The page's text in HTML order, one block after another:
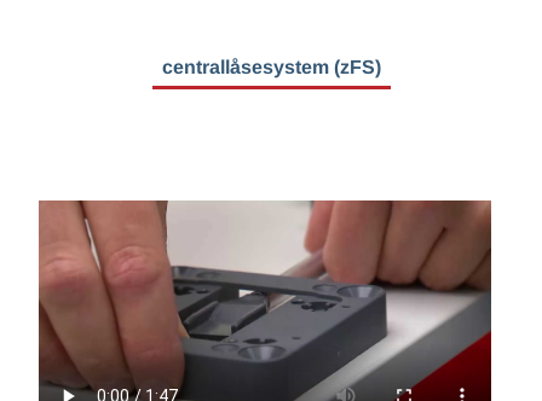
centrallåsesystem (zFS)